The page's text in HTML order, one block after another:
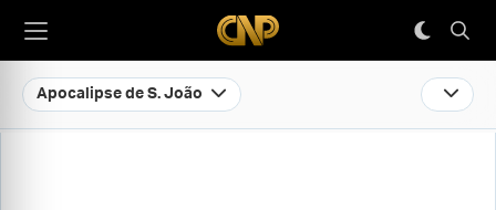
Apocalipse de S. João